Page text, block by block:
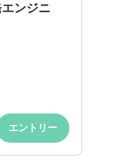
ンジニ
エントリー